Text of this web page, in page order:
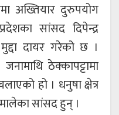
अख्तियार दुरुपयोग
सांसद दिपेन्द्र
दायर गरेको छ ।
ठेक्कापट्टामा
हो । धनुषा क्षेत्र
सांसद हुन् ।